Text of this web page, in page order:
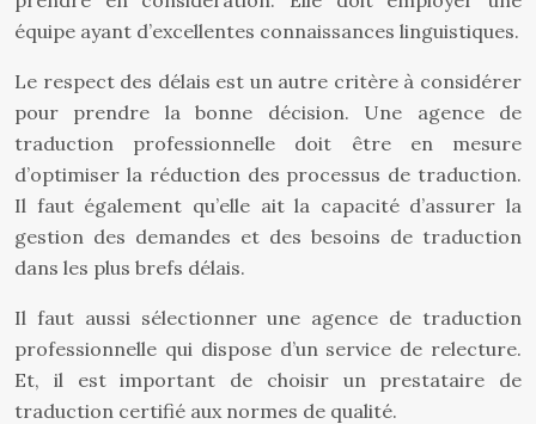
équipe ayant d’excellentes connaissances linguistiques.
Le respect des délais est un autre critère à considérer
pour prendre la bonne décision. Une agence de
traduction professionnelle doit être en mesure
d’optimiser la réduction des processus de traduction.
Il faut également qu’elle ait la capacité d’assurer la
gestion des demandes et des besoins de traduction
dans les plus brefs délais.
Il faut aussi sélectionner une agence de traduction
professionnelle qui dispose d’un service de relecture.
Et, il est important de choisir un prestataire de
traduction certifié aux normes de qualité.